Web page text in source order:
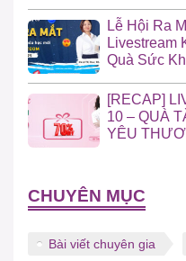
Lễ Hội Ra
Livestream
Quà Sức
[RECAP]
10 – QUÀ
YÊU
CHUYÊN MỤC
Bài viết chuyên gia